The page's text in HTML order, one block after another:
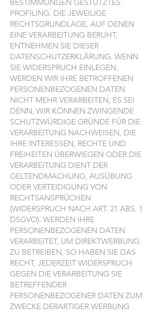
BESTIMMUNGEN GESTÜTZTES
PROFILING. DIE JEWEILIGE
RECHTSGRUNDLAGE, AUF DENEN
EINE VERARBEITUNG BERUHT,
ENTNEHMEN SIE DIESER
DATENSCHUTZERKLÄRUNG. WENN
SIE WIDERSPRUCH EINLEGEN,
WERDEN WIR IHRE BETROFFENEN
PERSONENBEZOGENEN DATEN
NICHT MEHR VERARBEITEN, ES SEI
DENN, WIR KÖNNEN ZWINGENDE
SCHUTZWÜRDIGE GRÜNDE FÜR DIE
VERARBEITUNG NACHWEISEN, DIE
IHRE INTERESSEN, RECHTE UND
FREIHEITEN ÜBERWIEGEN ODER DIE
VERARBEITUNG DIENT DER
GELTENDMACHUNG, AUSÜBUNG
ODER VERTEIDIGUNG VON
RECHTSANSPRÜCHEN
(WIDERSPRUCH NACH ART. 21 ABS. 1
DSGVO). WERDEN IHRE
PERSONENBEZOGENEN DATEN
VERARBEITET, UM DIREKTWERBUNG
ZU BETREIBEN, SO HABEN SIE DAS
RECHT, JEDERZEIT WIDERSPRUCH
GEGEN DIE VERARBEITUNG SIE
BETREFFENDER
PERSONENBEZOGENER DATEN ZUM
ZWECKE DERARTIGER WERBUNG